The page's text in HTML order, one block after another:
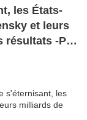
résultats -Par